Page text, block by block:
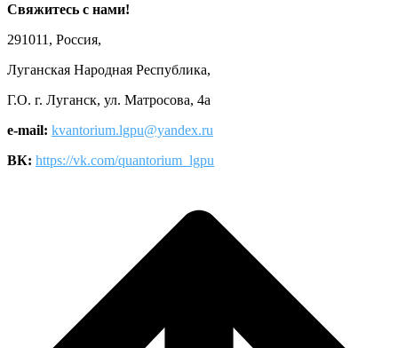
Свяжитесь с нами!
291011, Россия,
Луганская Народная Республика,
Г.О. г. Луганск, ул. Матросова, 4а
e-mail: kvantorium.lgpu@yandex.ru
ВК: https://vk.com/quantorium_lgpu